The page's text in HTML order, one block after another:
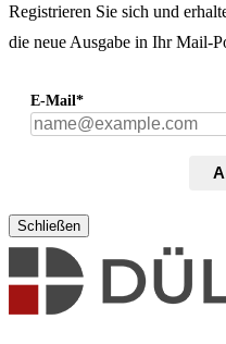
Registrieren Sie sich und
die neue Ausgabe in Ihr Mail-
E-Mail*
Schließen